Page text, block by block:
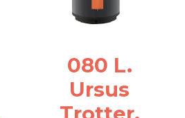
080 L.
Ursus